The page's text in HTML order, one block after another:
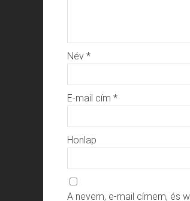
Név *
E-mail cím *
Honlap
A nevem, e-mail címem, és